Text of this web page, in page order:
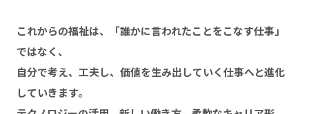
これからの福祉は、「誰かに言われたことをこなす仕事」
ではなく、
自分で考え、工夫し、価値を生み出していく仕事へと進化
していきます。